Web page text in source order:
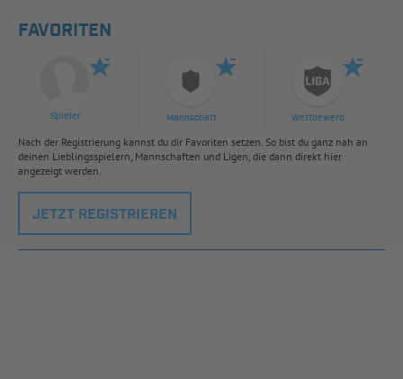
FAVORITEN
Spieler Mannschaft Wettbewerb
Nach der Registrierung kannst du dir Favoriten setzen. So bist du ganz nah an
deinen Lieblingsspielern, Mannschaften und Ligen, die dann direkt hier
angezeigt werden.
JETZT REGISTRIEREN